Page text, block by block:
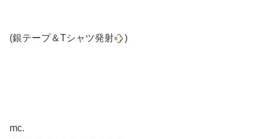
(銀テープ＆Tシャツ発射 )
mc.